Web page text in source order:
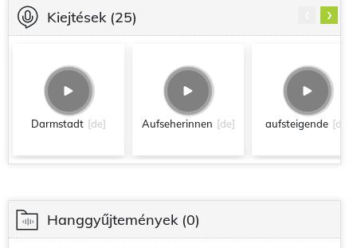
Kiejtések (25)
Darmstadt [de] Aufseherinnen [de] aufsteigende [de]
›
Hanggyűjtemények (0)